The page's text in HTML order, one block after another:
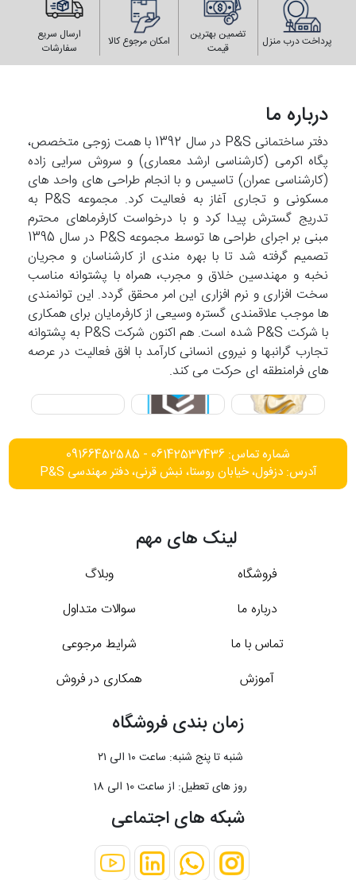
پرداخت درب منزل
تضمین بهترین
قیمت
امکان مرجوع کالا
ارسال سریع
سفارشات
درباره ما
دفتر ساختمانی P&S در سال 1392 با همت زوجی متخصص،
پگاه اکرمی (کارشناسی ارشد معماری) و سروش سرایی زاده
(کارشناسی عمران) تاسیس و با انجام طراحی های واحد های
مسکونی و تجاری آغاز به فعالیت کرد. مجموعه P&S به
تدریج گسترش پیدا کرد و با درخواست کارفرماهای محترم
مبنی بر اجرای طراحی ها توسط مجموعه P&S در سال 1395
تصمیم گرفته شد تا با بهره مندی از کارشناسان و مجریان
نخبه و مهندسین خلاق و مجرب، همراه با پشتوانه مناسب
سخت افزاری و نرم افزاری این امر محقق گردد. این توانمندی
ها موجب علاقمندی گستره وسیعی از کارفرمایان برای همکاری
با شرکت P&S شده است. هم اکنون شرکت P&S به پشتوانه
تجارب گرانبها و نیروی انسانی کارآمد با افق فعالیت در عرصه
های فرامنطقه ای حرکت می کند.
شماره تماس: 06142537436 - 09166452585
آدرس: دزفول، خیابان روستا، نبش قرنی، دفتر مهندسی P&S
لینک های مهم
فروشگاه
وبلاگ
درباره ما
سوالات متداول
تماس با ما
شرایط مرجوعی
آموزش
همکاری در فروش
زمان بندی فروشگاه
شنبه تا پنج شنبه: ساعت ۱۰ الی ۲۱
روز های تعطیل: از ساعت 10 الی 18
شبکه های اجتماعی